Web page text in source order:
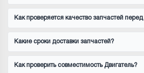
Как проверяется качество запчастей
Какие сроки доставки запчастей?
Как проверить совместимость Двигатель?